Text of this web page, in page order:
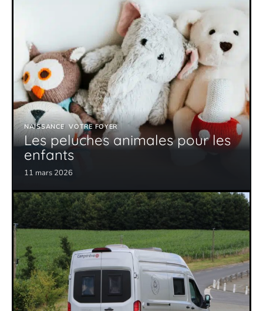
NAISSANCE VOTRE FOYER
Les peluches animales pour les
enfants
11 mars 2026